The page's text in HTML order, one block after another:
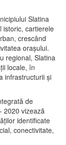
Slatina
istoric, cartierele
crescând
oraşului.
regional, Slatina
locale, în
infrastructurii şi
de
2020 vizează
identificate
conectivitate,